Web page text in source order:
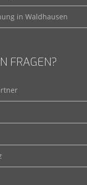
in Waldhausen
FRAGEN?